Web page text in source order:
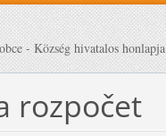
- Község hivatalos honlapja
rozpočet